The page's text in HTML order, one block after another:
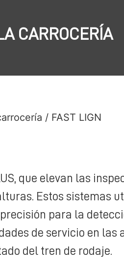
CARROCERÍA
/ FAST LIGN
que elevan las
Estos sistemas
para la
de servicio en las
del tren de rodaje.